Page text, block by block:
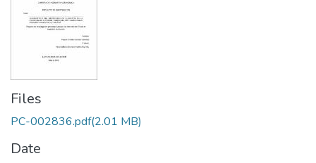
Files
PC-002836.pdf(2.01 MB)
Date